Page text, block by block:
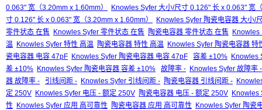
0.063" 宽（3.20mm x 1.60mm）
Knowles Syfer 大小/尺寸 0.126" 长 x 0.063" 宽
寸 0.126" 长 x 0.063" 宽（3.20mm x 1.60mm）
Knowles Syfer 陶瓷电容器 大小/
零件状态 在售
Knowles Syfer 零件状态 在售 陶瓷电容器 零件状态 在售
Knowles
温
Knowles Syfer 特性 高温 陶瓷电容器 特性 高温
Knowles Syfer 陶瓷电容器 特
瓷电容器 电容 47pF Knowles Syfer 陶瓷电容器 电容 47pF 容差 ±10% Knowles
差 ±10% Knowles Syfer 陶瓷电容器 容差 ±10% 故障率 - Knowles Syfer 故障率 -
器 故障率 -
引线间距 - Knowles Syfer 引线间距 - 陶瓷电容器 引线间距 -
定 250V Knowles Syfer 电压 - 额定 250V 陶瓷电容器 电压 - 额定 250V Knowles
性
Knowles Syfer 应用 高可靠性 陶瓷电容器 应用 高可靠性
Knowles Syfer 陶瓷